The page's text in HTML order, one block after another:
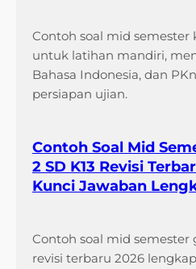
Contoh soal mid semester
untuk latihan mandiri,
Bahasa Indonesia, dan
persiapan ujian.
Contoh Soal Mid
2 SD K13 Revisi
Kunci Jawaban
Contoh soal mid semester
revisi terbaru 2026